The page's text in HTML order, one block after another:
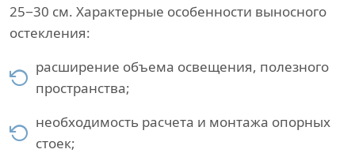
25−30 см. Характерные особенности выносного
остекления:
расширение объема освещения, полезного
пространства;
необходимость расчета и монтажа опорных
стоек;